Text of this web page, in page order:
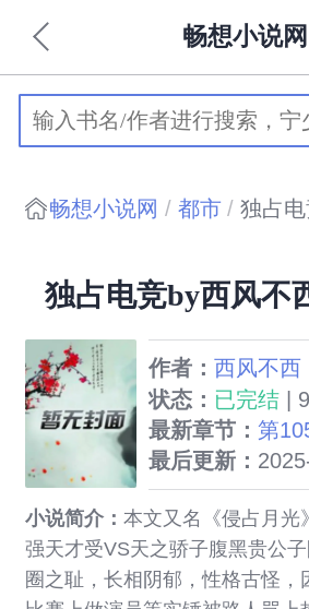
畅想小说网
畅想小说网 都市 独占
独占电竞by西风不
作者：西风不西
状态： 已完结 |
最新章节：第
最后更新：
小说简介： 本文又名《侵占月光
强天才受VS天之骄子腹黑贵公
圈之耻，长相阴郁，性格古怪，